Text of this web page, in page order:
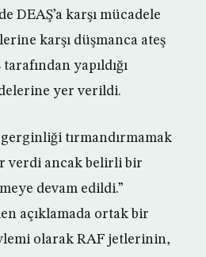
DEAŞ’a karşı mücadele
karşı düşmanca ateş
yapıldığı
yer verildi.
tırmandırmamak
verdi ancak belirli bir
devam edildi.”
açıklamada ortak bir
olarak RAF jetlerinin,